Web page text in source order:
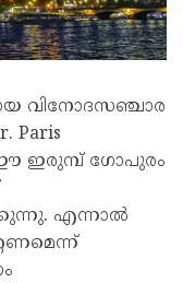
വിനോദസഞ്ചാര
Paris
ഈ ഇരുമ്പ് ഗോപുരം
എന്നാൽ